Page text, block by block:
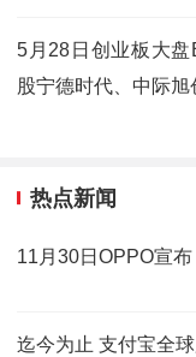
5月28日创业板大
股宁德时代、中际
热点新闻
11月30日OPPO宣
迄今为止 支付宝全